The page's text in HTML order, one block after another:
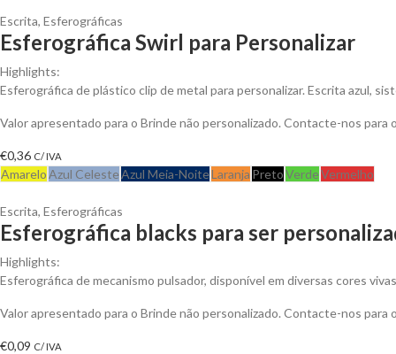
Escrita, Esferográficas
Esferográfica Swirl para Personalizar
Highlights:
Esferográfica de plástico clip de metal para personalizar. Escrita azul,
Valor apresentado para o Brinde não personalizado. Contacte-nos
€0,36 C/ IVA
AmareloAzul CelesteAzul Meia-NoiteLaranja PretoVerdeVermelho
Escrita, Esferográficas
Esferográfica blacks para ser
Highlights:
Esferográfica de mecanismo pulsador, disponível em diversas cores
Valor apresentado para o Brinde não personalizado. Contacte-nos
€0,09 C/ IVA